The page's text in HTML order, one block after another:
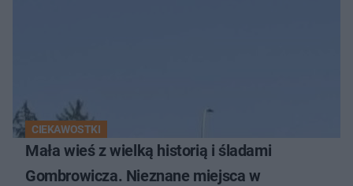
CIEKAWOSTKI
Mała wieś z wielką historią i śladami
Gombrowicza. Nieznane miejsca w